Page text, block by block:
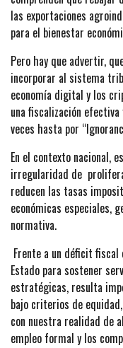
las exportaciones
para el bienestar
Pero hay que advertir,
incorporar al sistema
economía digital y los
una fiscalización
veces hasta por
En el contexto nacional,
irregularidad de
reducen las tasas
económicas especiales,
normativa.
Frente a un déficit
Estado para sostener
estratégicas, resulta
bajo criterios de
con nuestra realidad de
empleo formal y los